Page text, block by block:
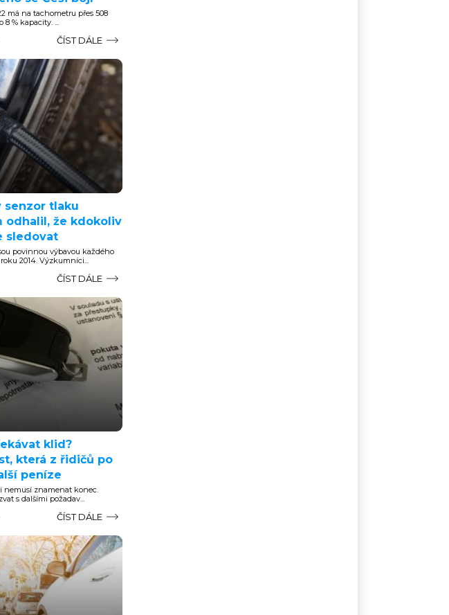
má na tachometru přes 508
% kapacity. ...
ČÍST DÁLE
senzor tlaku
odhalil, že kdokoliv
sledovat
povinnou výbavou každého
2014. Výzkumníci...
ČÍST DÁLE
klid?
která z řidičů po
peníze
nemusí znamenat konec.
s dalšími požadav...
ČÍST DÁLE